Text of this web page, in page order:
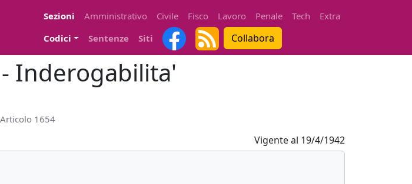
Sezioni Amministrativo Civile Fisco Lavoro Penale Tech
Extra
Codici
Sentenze Siti Collabora
Inderogabilita'
Articolo 1654
Vigente al 19/4/1942